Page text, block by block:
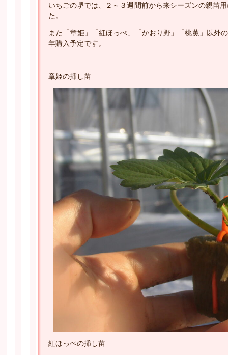
いちごの堺では、２～３週間前から来シーズンの親苗
た。
また「章姫」「紅ほっぺ」「かおり野」「桃薫」以外
年購入予定です。
章姫の挿し苗
紅ほっぺの挿し苗